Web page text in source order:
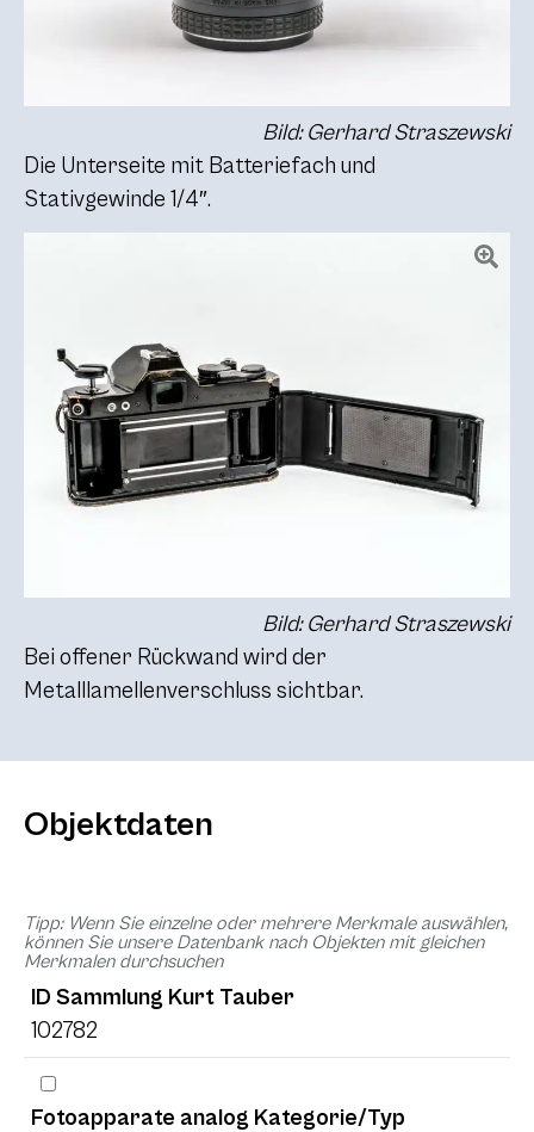
Bild: Gerhard Straszewski
Die Unterseite mit Batteriefach und
Stativgewinde 1/4″.
Bild: Gerhard Straszewski
Bei offener Rückwand wird der
Metalllamellenverschluss sichtbar.
Objektdaten
Tipp: Wenn Sie einzelne oder mehrere Merkmale auswählen,
können Sie unsere Datenbank nach Objekten mit gleichen
Merkmalen durchsuchen
ID Sammlung Kurt Tauber
102782
Fotoapparate analog Kategorie/Typ